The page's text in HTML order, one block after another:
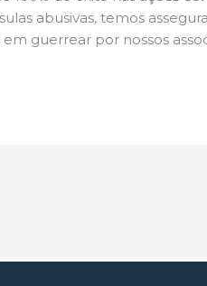
abusivas, temos
guerrear por nossos